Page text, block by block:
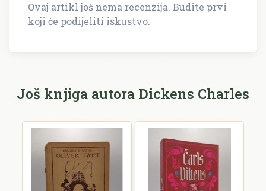
Napišite recenziju
E-mail se ne prikazuje javno.
Ocjena *
Ovaj artikl još nema recenzija. Budite prvi
koji će podijeliti iskustvo.
Još knjiga autora Dickens Charles